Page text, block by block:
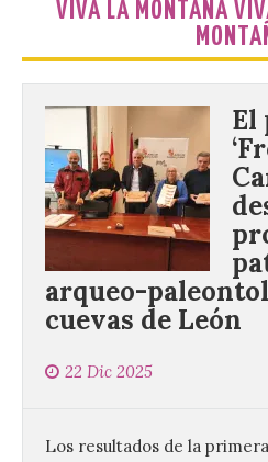
VIVA LA MONTAÑA
El
arqueo-
cuevas de León
22 Dic 2025
Los resultados de la